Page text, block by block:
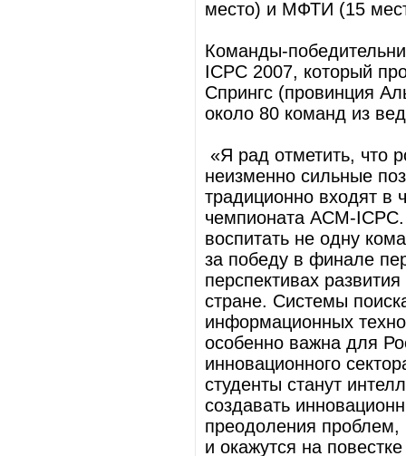
место) и МФТИ (15
Команды-
ICPC 2007, который
Спрингс (провинция
около 80 команд из
«Я рад отметить, что
неизменно сильные
традиционно входят в
чемпионата ACM-
воспитать не одну
за победу в финале
перспективах
стране. Системы
информационных
особенно важна для
инновационного
студенты станут
создавать
преодоления проблем,
и окажутся на